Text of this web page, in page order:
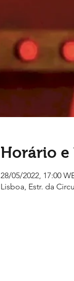
Horário e
28/05/2022, 17:00
Lisboa, Estr. da